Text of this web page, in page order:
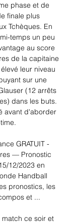
phase et de
finale plus
Tchèques. En
temps un peu
au score
de la capitaine
leur niveau
sur une
(12 arrêts
dans les buts.
avant d'aborder
GRATUIT -
— Pronostic
12/2023 en
Handball
pronostics, les
et ...
match ce soir et